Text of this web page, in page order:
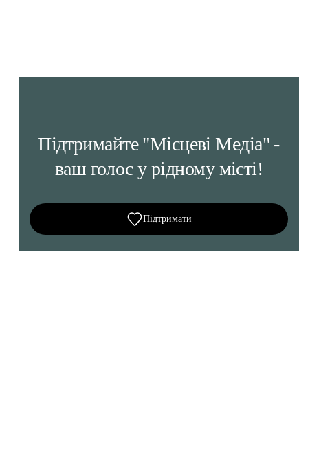
Підтримайте "Місцеві Медіа" -
ваш голос у рідному місті!
Підтримати